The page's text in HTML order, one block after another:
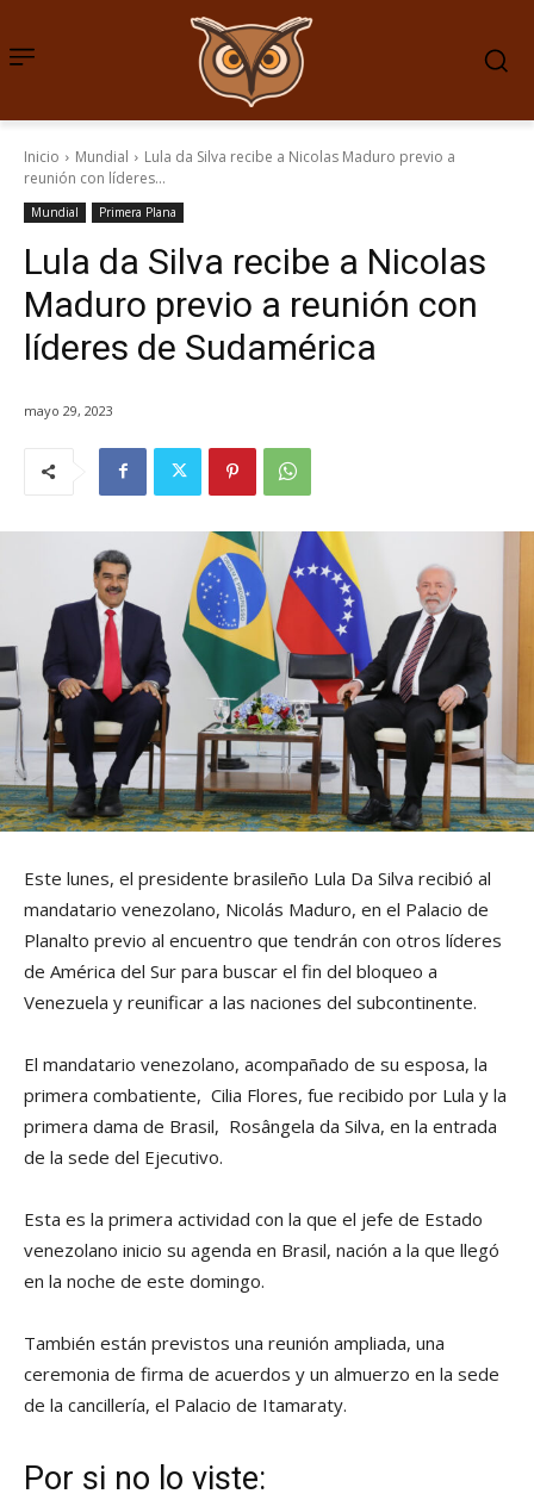
Inicio Mundial
Lula da Silva recibe a Nicolas Maduro previo a
reunión con líderes...
Mundial Primera Plana
Lula da Silva recibe a Nicolas
Maduro previo a reunión con
líderes de Sudamérica
mayo 29, 2023
Este lunes, el presidente brasileño Lula Da Silva recibió al
mandatario venezolano, Nicolás Maduro, en el Palacio de
Planalto previo al encuentro que tendrán con otros líderes
de América del Sur para buscar el fin del bloqueo a
Venezuela y reunificar a las naciones del subcontinente.
El mandatario venezolano, acompañado de su esposa, la
primera combatiente, Cilia Flores, fue recibido por Lula y la
primera dama de Brasil, Rosângela da Silva, en la entrada
de la sede del Ejecutivo.
Esta es la primera actividad con la que el jefe de Estado
venezolano inicio su agenda en Brasil, nación a la que llegó
en la noche de este domingo.
También están previstos una reunión ampliada, una
ceremonia de firma de acuerdos y un almuerzo en la sede
de la cancillería, el Palacio de Itamaraty.
Por si no lo viste: